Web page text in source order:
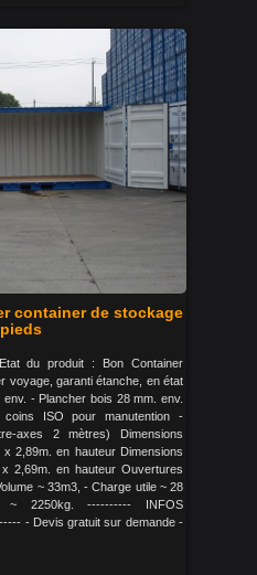
container de stockage
du produit : Bon Container
voyage, garanti étanche, en état
- Plancher bois 28 mm. env.
ISO pour manutention -
axes 2 mètres) Dimensions
2,89m. en hauteur Dimensions
2,69m. en hauteur Ouvertures
~ 33m3, - Charge utile ~ 28
2250kg. ---------- INFOS
- Devis gratuit sur demande -